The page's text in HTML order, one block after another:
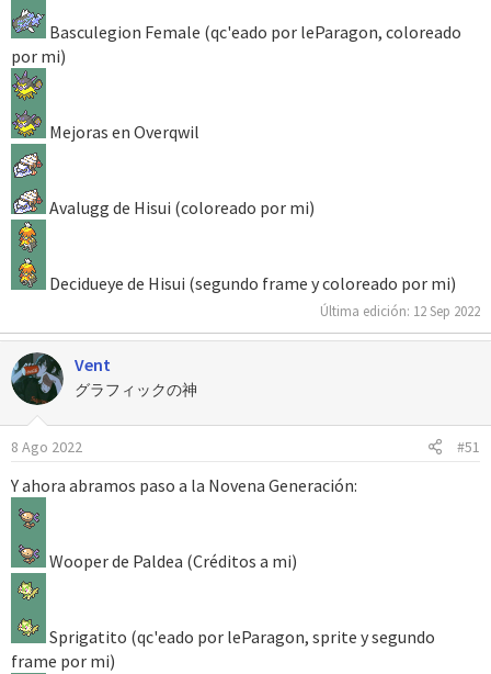
Basculegion Female (qc'eado por leParagon, coloreado
por mi)
Mejoras en Overqwil
Avalugg de Hisui (coloreado por mi)
Decidueye de Hisui (segundo frame y coloreado por mi)
Última edición: 12 Sep 2022
Vent
グラフィックの神
8 Ago 2022 #51
Y ahora abramos paso a la Novena Generación:
Wooper de Paldea (Créditos a mi)
Sprigatito (qc'eado por leParagon, sprite y segundo
frame por mi)